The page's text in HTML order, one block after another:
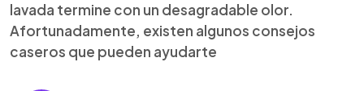
lavada termine con un desagradable olor.
Afortunadamente, existen algunos consejos
caseros que pueden ayudarte